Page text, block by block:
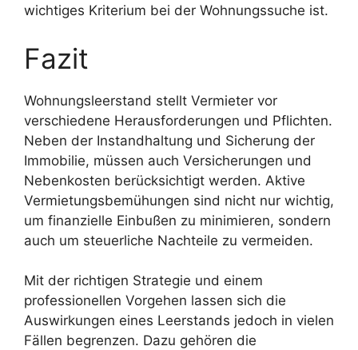
wichtiges Kriterium bei der Wohnungssuche ist.
Fazit
Wohnungsleerstand stellt Vermieter vor
verschiedene Herausforderungen und Pflichten.
Neben der Instandhaltung und Sicherung der
Immobilie, müssen auch Versicherungen und
Nebenkosten berücksichtigt werden. Aktive
Vermietungsbemühungen sind nicht nur wichtig,
um finanzielle Einbußen zu minimieren, sondern
auch um steuerliche Nachteile zu vermeiden.
Mit der richtigen Strategie und einem
professionellen Vorgehen lassen sich die
Auswirkungen eines Leerstands jedoch in vielen
Fällen begrenzen. Dazu gehören die